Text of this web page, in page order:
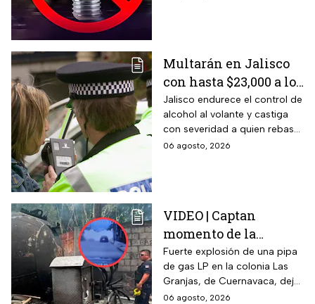
Multarán en Jalisco
con hasta $23,000 a los
conductores que
superen este límite en
la prueba de
alcoholemia
Jalisco endurece el control de
alcohol al volante y castiga
con severidad a quien rebase
el nuevo límite de sangre o
06 agosto, 2026
VIDEO | Captan
momento de la
explosión de pipa de
gas en Cuernavaca:
¡Imágenes sensibles!
Fuerte explosión de una pipa
de gas LP en la colonia Las
Granjas, de Cuernavaca, dejó
21 heridos y causó pánico
06 agosto, 2026